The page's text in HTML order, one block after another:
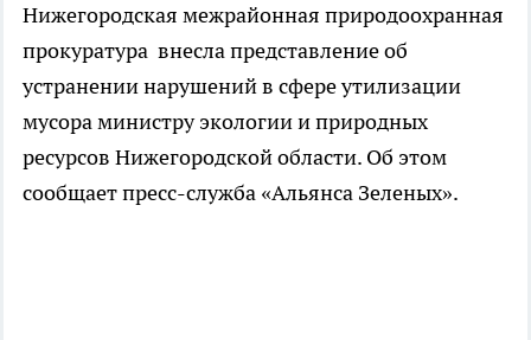
Нижегородская межрайонная природоохранная
прокуратура внесла представление об
устранении нарушений в сфере утилизации
мусора министру экологии и природных
ресурсов Нижегородской области. Об этом
сообщает пресс-служба «Альянса Зеленых».